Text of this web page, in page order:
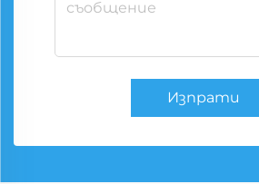
Изпрати